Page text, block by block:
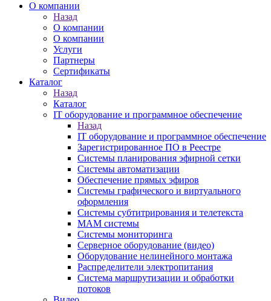
О компании
Назад
О компании
О компании
Услуги
Партнеры
Сертификаты
Каталог
Назад
Каталог
IT оборудование и программное обеспечение
Назад
IT оборудование и программное обеспечение
Зарегистрированное ПО в Реестре
Системы планирования эфирной сетки
Системы автоматизации
Обеспечение прямых эфиров
Системы графического и виртуального
оформления
Системы субтитрирования и телетекста
MAM системы
Системы мониторинга
Серверное оборудование (видео)
Оборудование нелинейного монтажа
Распределители электропитания
Система маршрутизации и обработки
потоков